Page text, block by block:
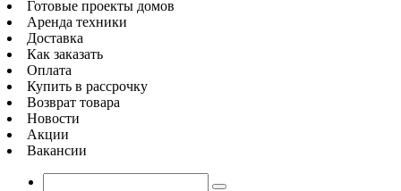
Готовые проекты домов
Аренда техники
Доставка
Как заказать
Оплата
Купить в рассрочку
Возврат товара
Новости
Акции
Вакансии